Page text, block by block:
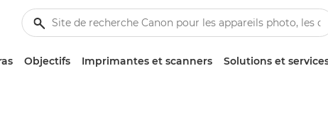
Objectifs Imprimantes et scanners Solutions et